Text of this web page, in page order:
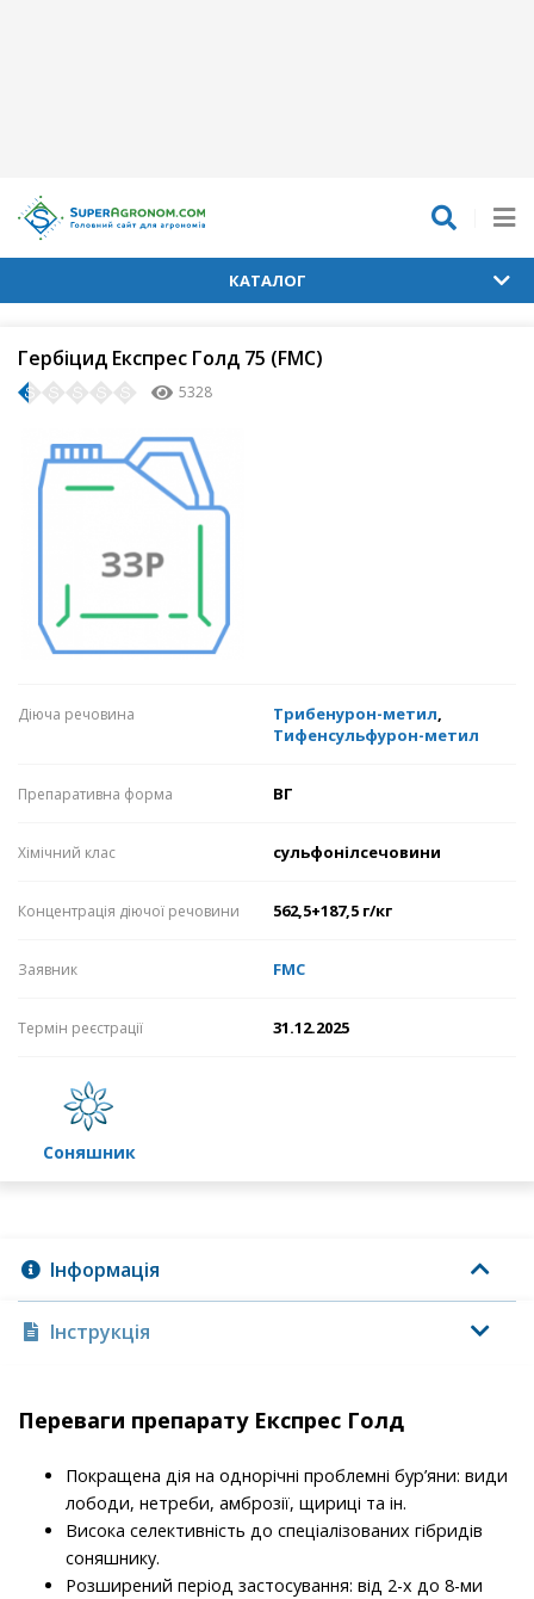
КАТАЛОГ
Гербіцид Експрес Голд 75 (FMC)
5328
Діюча речовина Трибенурон-метил,
Тифенсульфурон-метил
Препаративна форма ВГ
Хімічний клас сульфонілсечовини
Концентрація діючої речовини 562,5+187,5 г/кг
Заявник FMC
Термін реєстрації 31.12.2025
соняшник
Інформація
Інструкція
Переваги препарату Експрес Голд
Покращена дія на однорічні проблемні бур’яни: види
лободи, нетреби, амброзії, щириці та ін.
Висока селективність до спеціалізованих гібридів
соняшнику.
Розширений період застосування: від 2-х до 8-ми